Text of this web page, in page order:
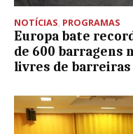
NOTÍCIAS, PROGRAMAS
Europa bate
de 600 barragens
livres de